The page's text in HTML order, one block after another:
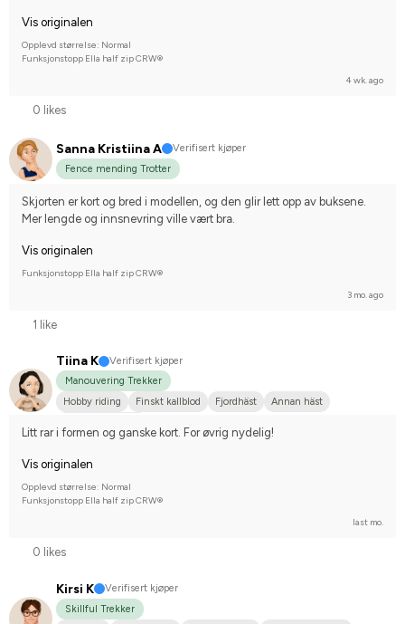
Vis originalen
Opplevd størrelse: Normal
Funksjonstopp Ella half zip CRW®
4 wk. ago
0 likes
Sanna Kristiina A
Verifisert kjøper
Fence mending Trotter
Skjorten er kort og bred i modellen, og den glir lett opp av buksene.
Mer lengde og innsnevring ville vært bra.
Vis originalen
Funksjonstopp Ella half zip CRW®
3 mo. ago
1 like
Tiina K
Verifisert kjøper
Manouvering Trekker
Hobby riding
Finskt kallblod Fjordhäst
Annan häst
Litt rar i formen og ganske kort. For øvrig nydelig!
Vis originalen
Opplevd størrelse: Normal
Funksjonstopp Ella half zip CRW®
last mo.
0 likes
Kirsi K
Verifisert kjøper
Skillful Trekker